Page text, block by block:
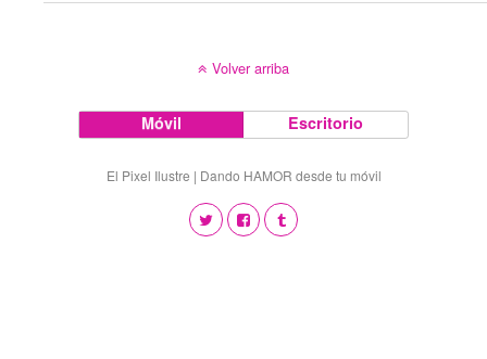
Volver arriba
Móvil Escritorio
El Pixel Ilustre | Dando HAMOR desde tu móvil